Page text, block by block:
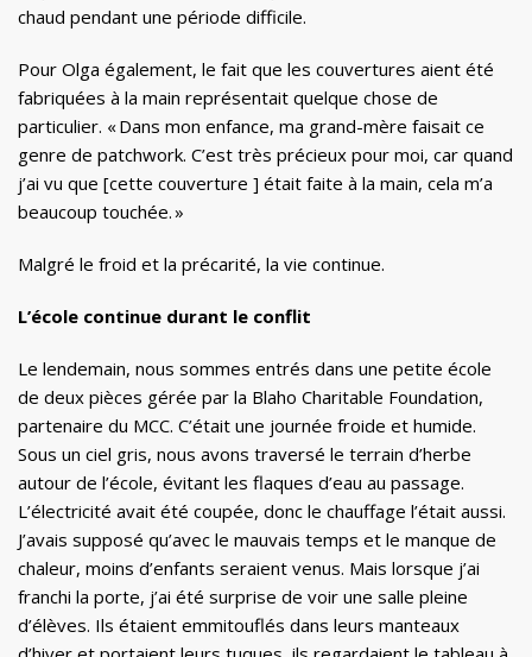
chaud pendant une période difficile.
Pour Olga également, le fait que les couvertures aient été
fabriquées à la main représentait quelque chose de
particulier. « Dans mon enfance, ma grand-mère faisait ce
genre de patchwork. C’est très précieux pour moi, car quand
j’ai vu que [cette couverture ] était faite à la main, cela m’a
beaucoup touchée. »
Malgré le froid et la précarité, la vie continue.
L’école continue durant le conflit
Le lendemain, nous sommes entrés dans une petite école
de deux pièces gérée par la Blaho Charitable Foundation,
partenaire du MCC. C’était une journée froide et humide.
Sous un ciel gris, nous avons traversé le terrain d’herbe
autour de l’école, évitant les flaques d’eau au passage.
L’électricité avait été coupée, donc le chauffage l’était aussi.
J’avais supposé qu’avec le mauvais temps et le manque de
chaleur, moins d’enfants seraient venus. Mais lorsque j’ai
franchi la porte, j’ai été surprise de voir une salle pleine
d’élèves. Ils étaient emmitouflés dans leurs manteaux